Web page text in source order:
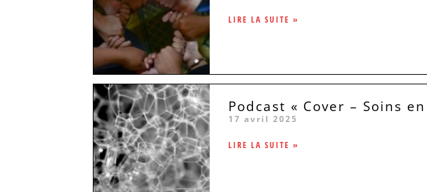
LIRE LA SUITE »
Podcast « Cover – Soins
17 avril 2025
LIRE LA SUITE »